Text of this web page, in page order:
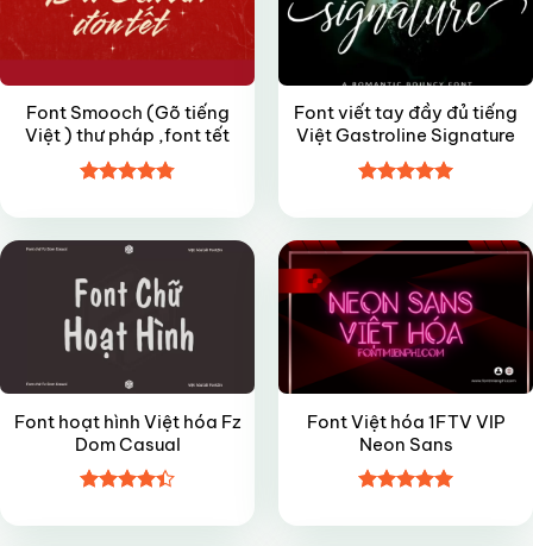
Font Smooch (Gõ tiếng
Việt ) thư pháp ,font tết
hạng4.85
sao
Font viết tay đầy đủ tiếng
Việt Gastroline Signature
hạng55
sao
Font hoạt hình Việt hóa Fz
Dom Casual
hạng4.4
Font Việt hóa 1FTV VIP
Neon Sans
hạng55